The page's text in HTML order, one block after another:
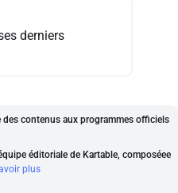
derniers
contenus aux programmes officiels
éditoriale de Kartable, composéee
plus